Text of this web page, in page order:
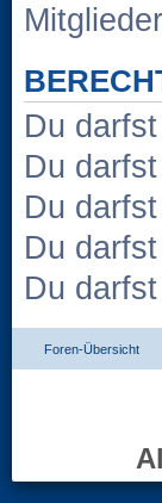
Du darfst
Du darfst
Du
Du
Du darfst
Foren-Übersicht